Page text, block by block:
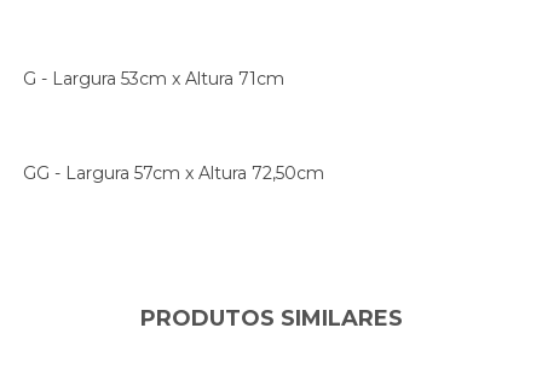
G - Largura 53cm x Altura 71cm
GG - Largura 57cm x Altura 72,50cm
PRODUTOS SIMILARES